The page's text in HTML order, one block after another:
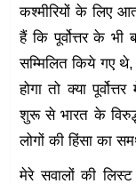
कश्मीरियों के लिए
हैं कि पूर्वोत्तर के
सम्मिलित किये गए
होगा तो क्या
शुरू से भारत के
लोगों की हिंसा का
मेरे सवालों की